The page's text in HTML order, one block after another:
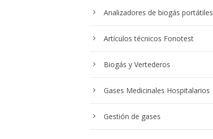
Analizadores de biogás portátiles
Artículos técnicos Fonotest
Biogás y Vertederos
Gases Medicinales Hospitalarios
Gestión de gases